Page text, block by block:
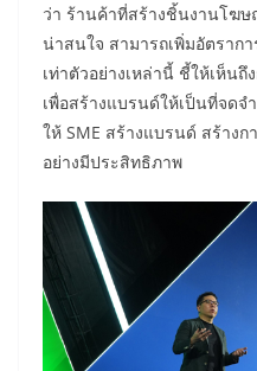
ว่า ร้านค้าที่สร้างชิ้นงานโฆ
น่าสนใจ สามารถเพิ่มอัตรากา
เท่าตัวอย่างเหล่านี้ ชี้ให้เห็นถึ
เพื่อสร้างแบรนด์ให้เป็นที่จดจ
ให้ SME สร้างแบรนด์ สร้าง
อย่างมีประสิทธิภาพ